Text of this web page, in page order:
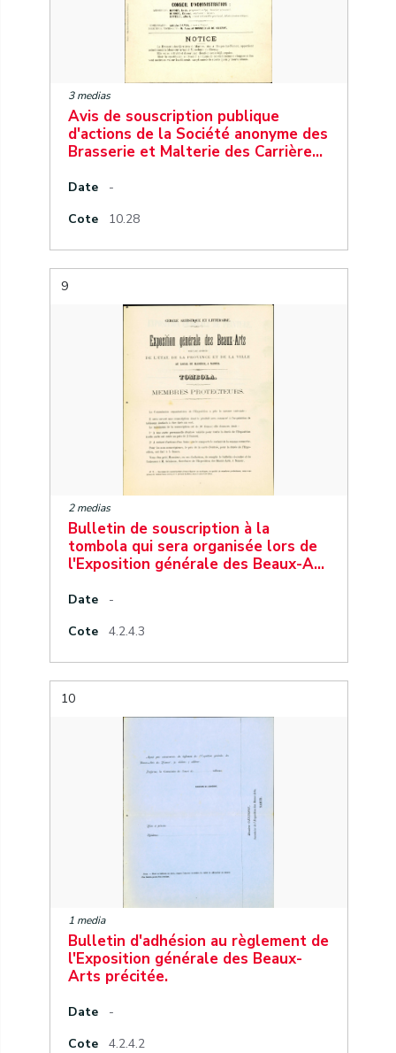
3 medias
Avis de souscription publique
d'actions de la Société anonyme des
Brasserie et Malterie des Carrière…
Date
-
Cote
10.28
9
2 medias
Bulletin de souscription à la
tombola qui sera organisée lors de
l'Exposition générale des Beaux-A…
Date
-
Cote
4.2.4.3
10
1 media
Bulletin d'adhésion au règlement de
l'Exposition générale des Beaux-
Arts précitée.
Date
-
Cote
4.2.4.2